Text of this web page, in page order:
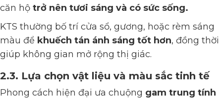
căn hộ trở nên tươi sáng và có sức sống.
KTS thường bố trí cửa sổ, gương, hoặc rèm sáng
màu để khuếch tán ánh sáng tốt hơn, đồng thời
giúp không gian mở rộng thị giác.
2.3. Lựa chọn vật liệu và màu sắc tinh tế
Phong cách hiện đại ưa chuộng gam trung tính